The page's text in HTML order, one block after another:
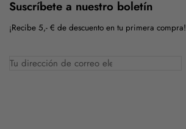
Suscríbete a nuestro boletín
¡Recibe 5,- € de descuento en tu primera compra!